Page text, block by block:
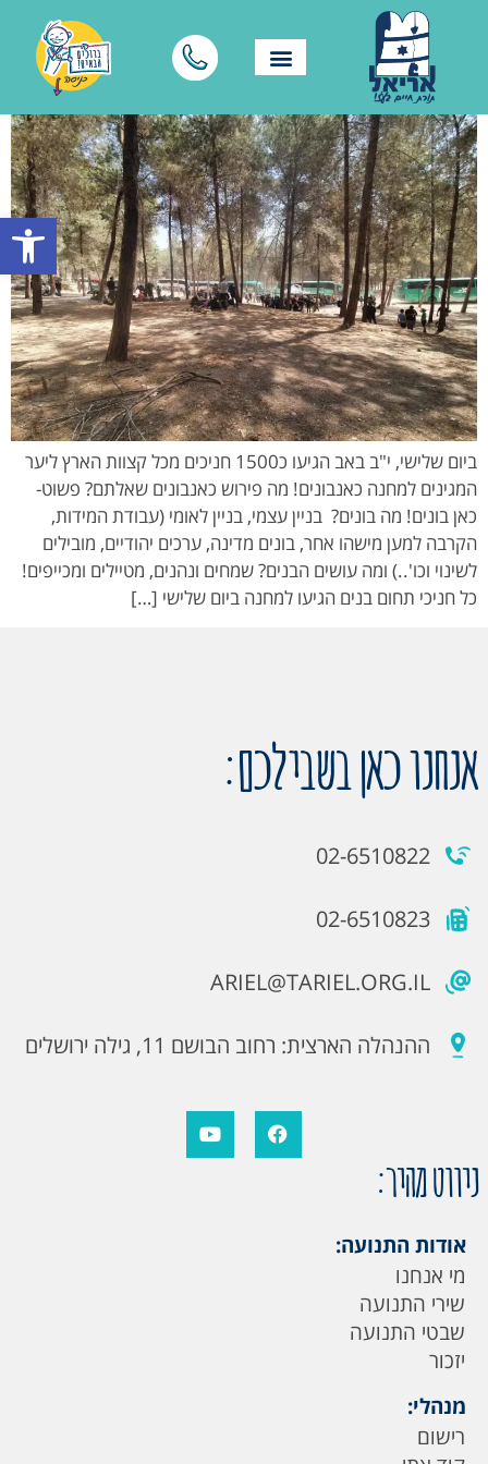
פתח
ביום שלישי, י"ב באב הגיעו כ1500 חניכים מכל קצוות הארץ ליער
המגינים למחנה כאנבונים! מה פירוש כאנבונים שאלתם? פשוט-
כאן בונים! מה בונים? בניין עצמי, בניין לאומי (עבודת המידות,
הקרבה למען מישהו אחר, בונים מדינה, ערכים יהודיים, מובילים
לשינוי וכו'..) ומה עושים הבנים? שמחים ונהנים, מטיילים ומכייפים!
כל חניכי תחום בנים הגיעו למחנה ביום שלישי […]
אנחנו כאן בשבילכם:
02-6510822
02-6510823
ARIEL@TARIEL.ORG.IL
ההנהלה הארצית: רחוב הבושם 11, גילה ירושלים
ניווט מהיר:
אודות התנועה:
מי אנחנו
שירי התנועה
שבטי התנועה
יזכור
מנהלי:
רישום